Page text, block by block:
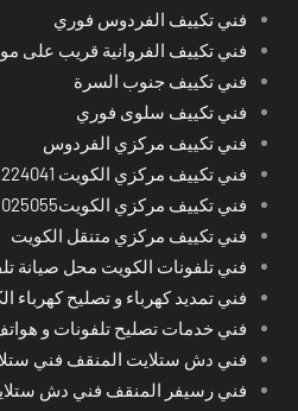
فني تكييف الفردوس فوري
فني تكييف الفروانية قريب على
فني تكييف جنوب السرة
فني تكييف سلوى فوري
فني تكييف مركزي الفردوس
فني تكييف مركزي الكويت 62224041
فني تكييف مركزي الكويت98025055
فني تكييف مركزي متنقل الكويت
فني تلفونات الكويت محل صيانة
فني تمديد كهرباء و تصليح كهرباء الكويت
فني خدمات تصليح تلفونات و
فني دش ستلايت المنقف فني
فني رسيفر المنقف فني دش